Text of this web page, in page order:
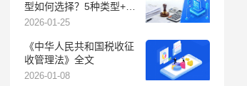
型如何选择？5种类型+决
策指南，帮你找到适合的
2026-01-25
《中华人民共和国税收征
收管理法》全文
2026-01-08